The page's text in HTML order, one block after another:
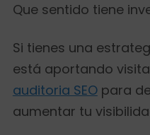
Que sentido tiene
Si tienes una
está aportando
auditoria SEOpara
aumentar tu